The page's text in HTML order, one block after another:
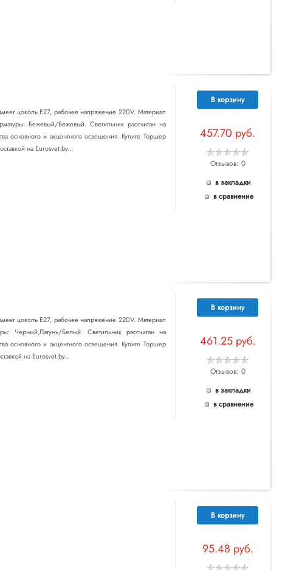
В корзину
457.70 руб.
Отзывов: 0
в закладки
в сравнение
цоколь E27, рабочее напряжение 220V. Материал
Бежевый/Бежевый. Светильник рассчитан на
основного и акцентного освещения. Купите Торшер
на Eurosvet.by...
В корзину
461.25 руб.
Отзывов: 0
в закладки
в сравнение
цоколь E27, рабочее напряжение 220V. Материал
Черный,Латунь/Белый. Светильник рассчитан на
основного и акцентного освещения. Купите Торшер
на Eurosvet.by...
В корзину
95.48 руб.